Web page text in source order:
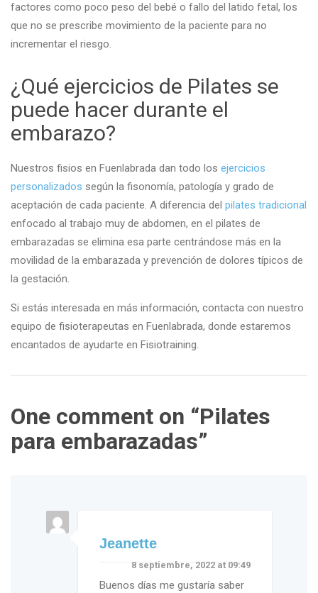
factores como poco peso del bebé o fallo del latido fetal, los
que no se prescribe movimiento de la paciente para no
incrementar el riesgo.
¿Qué ejercicios de Pilates se
puede hacer durante el
embarazo?
Nuestros fisios en Fuenlabrada dan todo los ejercicios
personalizados según la fisonomía, patología y grado de
aceptación de cada paciente. A diferencia del pilates tradicional
enfocado al trabajo muy de abdomen, en el pilates de
embarazadas se elimina esa parte centrándose más en la
movilidad de la embarazada y prevención de dolores típicos de
la gestación.
Si estás interesada en más información, contacta con nuestro
equipo de fisioterapeutas en Fuenlabrada, donde estaremos
encantados de ayudarte en Fisiotraining.
One comment on “Pilates
para embarazadas”
Jeanette
8 septiembre, 2022 at 09:49
Buenos días me gustaría saber